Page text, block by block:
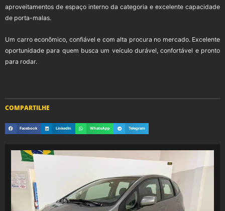
aproveitamentos de espaço interno da categoria e excelente capacidade
de porta-malas.
Um carro econômico, confiável e com alta procura no mercado. Excelente
oportunidade para quem busca um veículo durável, confortável e pronto
para rodar.
COMPARTILHE
Facebook LinkedIn WhatsApp Telegram